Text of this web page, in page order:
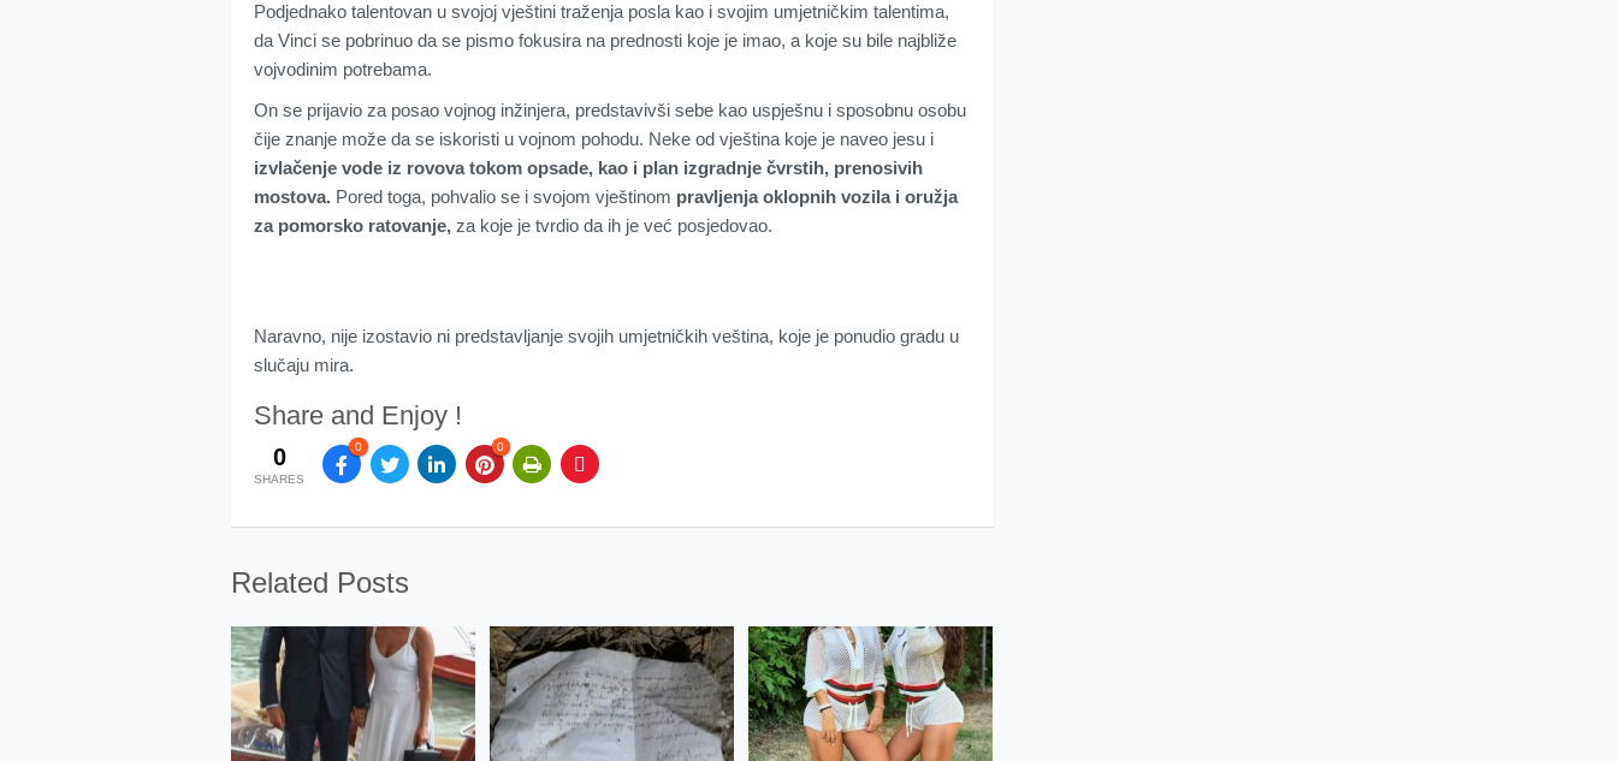
Podjednako talentovan u svojoj vještini traženja posla kao i svojim umjetničkim talentima,
da Vinci se pobrinuo da se pismo fokusira na prednosti koje je imao, a koje su bile najbliže
vojvodinim potrebama.
On se prijavio za posao vojnog inžinjera, predstavivši sebe kao uspješnu i sposobnu osobu
čije znanje može da se iskoristi u vojnom pohodu. Neke od vještina koje je naveo jesu i
izvlačenje vode iz rovova tokom opsade, kao i plan izgradnje čvrstih, prenosivih
mostova. Pored toga, pohvalio se i svojom vještinom pravljenja oklopnih vozila i oružja
za pomorsko ratovanje, za koje je tvrdio da ih je već posjedovao.
Naravno, nije izostavio ni predstavljanje svojih umjetničkih veština, koje je ponudio gradu u
slučaju mira.
Share and Enjoy !
0
SHARES
0 0
Related Posts